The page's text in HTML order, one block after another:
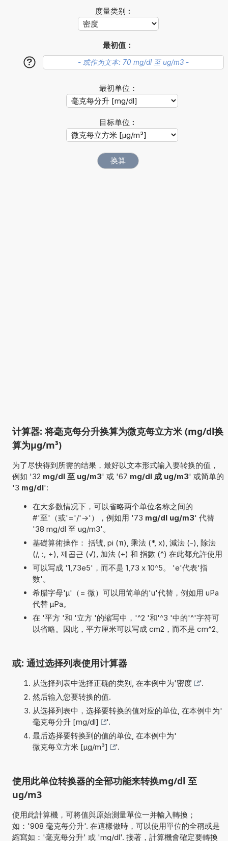
度量类别︰
最初值：
?
最初单位：
目标单位︰
计算器: 将毫克每分升换算为微克每立方米 (mg/dl换
算为µg/m³)
为了尽快得到所需的结果，最好以文本形式输入要转换的值，
例如 '32 mg/dl 至 ug/m3' 或 '67 mg/dl 成 ug/m3' 或简单的
'3 mg/dl':
在大多数情况下，可以省略两个单位名称之间的
#'至'（或'='/'->'），例如用 '73 mg/dl ug/m3' 代替
'38 mg/dl 至 ug/m3'。
基礎算術操作： 括號, pi (π), 乘法 (*, x), 減法 (-), 除法
(/, :, ÷), 제곱근 (√), 加法 (+) 和 指數 (^) 在此都允許使用
可以写成 '1,73e5'，而不是 1,73 x 10^5。 'e'代表'指
数'。
希腊字母'µ'（= 微）可以用简单的'u'代替，例如用 uPa
代替 µPa。
在 '平方 '和 '立方 '的缩写中，'^2 '和'^3 '中的'^'字符可
以省略。因此，平方厘米可以写成 cm2，而不是 cm^2。
或: 通过选择列表使用计算器
从选择列表中选择正确的类别, 在本例中为'密度
'.
然后输入您要转换的值.
从选择列表中，选择要转换的值对应的单位, 在本例中为'
毫克每分升 [mg/dl]
'.
最后选择要转换到的值的单位, 在本例中为'
微克每立方米 [µg/m³]
'.
使用此单位转换器的全部功能来转换mg/dl 至
ug/m3
使用此計算機，可將值與原始測量單位一并輸入轉換；
如：'908 毫克每分升'. 在這樣做時，可以使用單位的全稱或是
縮寫如：'毫克每分升' 或 'mg/dl'. 接著，計算機會確定要轉換